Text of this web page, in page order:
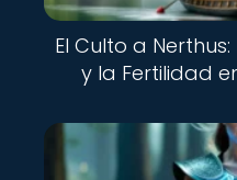
El Culto a
y la Fertilidad